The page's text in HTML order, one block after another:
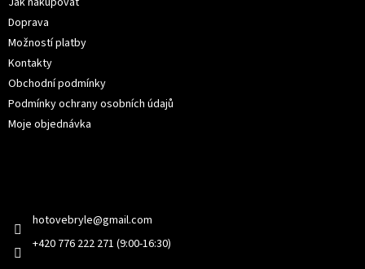
Doprava
Možností platby
Kontakty
Obchodní podmínky
Podmínky ochrany osobních údajů
Moje objednávka
hotovebryle@gmail.com
+420 776 222 271 (9:00-16:30)